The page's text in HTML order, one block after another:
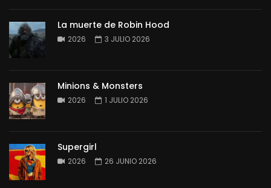
La muerte de Robin Hood
2026 3 JULIO 2026
Minions & Monsters
2026 1 JULIO 2026
Supergirl
2026 26 JUNIO 2026